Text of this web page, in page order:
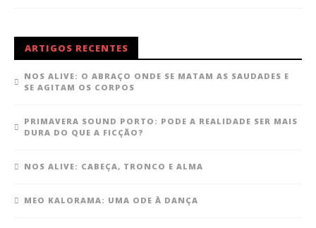
ARTIGOS RECENTES
NOS ALIVE: O ABRAÇO ONDE SE MATAM AS SAUDADES E
SE AGITAM OS CORPOS
PRIMAVERA SOUND PORTO: PODE A REALIDADE SER MAIS
DURA DO QUE A FICÇÃO?
NOS ALIVE: CABEÇA, TRONCO E ALMA
MEO KALORAMA: UMA ODE À DANÇA